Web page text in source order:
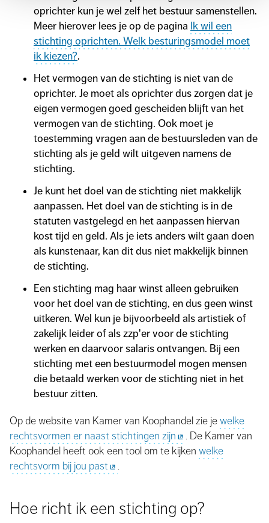
oprichter kun je wel zelf het bestuur samenstellen.
Meer hierover lees je op de pagina Ik wil een
stichting oprichten. Welk besturingsmodel moet
ik kiezen?.
Het vermogen van de stichting is niet van de
oprichter. Je moet als oprichter dus zorgen dat je
eigen vermogen goed gescheiden blijft van het
vermogen van de stichting. Ook moet je
toestemming vragen aan de bestuursleden van de
stichting als je geld wilt uitgeven namens de
stichting.
Je kunt het doel van de stichting niet makkelijk
aanpassen. Het doel van de stichting is in de
statuten vastgelegd en het aanpassen hiervan
kost tijd en geld. Als je iets anders wilt gaan doen
als kunstenaar, kan dit dus niet makkelijk binnen
de stichting.
Een stichting mag haar winst alleen gebruiken
voor het doel van de stichting, en dus geen winst
uitkeren. Wel kun je bijvoorbeeld als artistiek of
zakelijk leider of als zzp'er voor de stichting
werken en daarvoor salaris ontvangen. Bij een
stichting met een bestuurmodel mogen mensen
die betaald werken voor de stichting niet in het
bestuur zitten.
Op de website van Kamer van Koophandel zie je welke
rechtsvormen er naast stichtingen zijn
. De Kamer van
Koophandel heeft ook een tool om te kijken welke
rechtsvorm bij jou past
.
Hoe richt ik een stichting op?